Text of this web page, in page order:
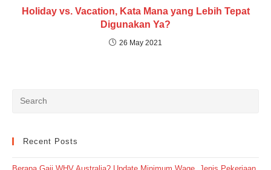
Holiday vs. Vacation, Kata Mana yang Lebih Tepat
Digunakan Ya?
26 May 2021
Recent Posts